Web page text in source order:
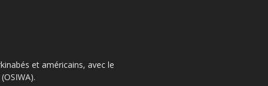
et américains, avec le